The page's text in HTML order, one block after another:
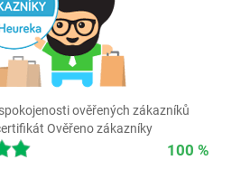
ověřených zákazníků
Ověřeno zákazníky
100 %